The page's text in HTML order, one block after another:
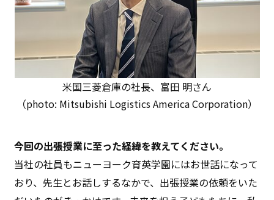
米国三菱倉庫の社長、富田 明さん
（photo: Mitsubishi Logistics America Corporation）
今回の出張授業に至った経緯を教えてください。
当社の社員もニューヨーク育英学園にはお世話になって
おり、先生とお話しするなかで、出張授業の依頼をいた